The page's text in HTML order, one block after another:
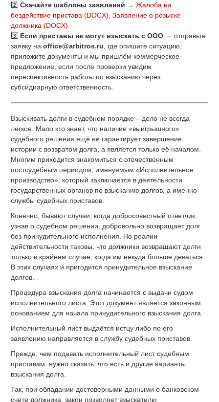
2️⃣Скачайте шаблоны заявлений →Жалоба на
бездействие пристава(DOCX) ,Заявление о розыске
должника(DOCX)
3️⃣ Если приставы не могут взыскать с ООО → отправьте
заявку наoffice@arbitros.ru , где опишите ситуацию,
приложите документы и мы пришлём коммерческое
предложение, если после проверки увидим
переспективность работы по взысканию через
субсидиарную ответственность.
Взыскивать долги в судебном порядке – дело не всегда
лёгкое. Мало кто знает, что наличие «выигрышного»
судебного решения ещё не гарантирует завершение
истории с возвратом долга, а является только её началом.
Многим приходится знакомиться с отечественным
постсудебным периодом, именуемым «Исполнительное
производство», который заключается в деятельности
государственных органов по взысканию долгов, а именно –
службы судебных приставов.
Конечно, бывают случаи, когда добросовестный ответчик,
узнав о судебном решении, добровольно возвращает долг
без принудительного исполнения. Но реалии
действительности таковы, что должники возвращают долги
только в крайнем случае, когда им некуда больше деваться.
В этих случаях и пригодится принудительное взыскание
долгов.
Процедура взыскания долга начинается с выдачи судом
исполнительного листа. Этот документ является законным
основанием для начала принудительного взыскания долга.
Исполнительный лист выдаётся истцу либо по его
заявлению направляется в службу судебных приставов.
Прежде, чем подавать исполнительный лист судебным
приставам, нужно сказать, что есть и другие варианты
взыскания долга.
Так, при обладании достоверными данными о банковском
счёте должника, закон позволяет взыскателю